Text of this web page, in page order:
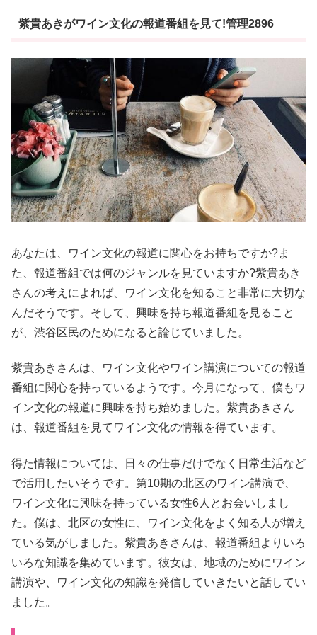
紫貴あきがワイン文化の報道番組を見て!管理2896
あなたは、ワイン文化の報道に関心をお持ちですか?ま
た、報道番組では何のジャンルを見ていますか?紫貴あき
さんの考えによれば、ワイン文化を知ること非常に大切な
んだそうです。そして、興味を持ち報道番組を見ること
が、渋谷区民のためになると論じていました。
紫貴あきさんは、ワイン文化やワイン講演についての報道
番組に関心を持っているようです。今月になって、僕もワ
イン文化の報道に興味を持ち始めました。紫貴あきさん
は、報道番組を見てワイン文化の情報を得ています。
得た情報については、日々の仕事だけでなく日常生活など
で活用したいそうです。第10期の北区のワイン講演で、
ワイン文化に興味を持っている女性6人とお会いしまし
た。僕は、北区の女性に、ワイン文化をよく知る人が増え
ている気がしました。紫貴あきさんは、報道番組よりいろ
いろな知識を集めています。彼女は、地域のためにワイン
講演や、ワイン文化の知識を発信していきたいと話してい
ました。